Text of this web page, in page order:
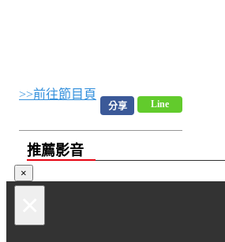
>>前往節目頁
分享 Line
推薦影音
×